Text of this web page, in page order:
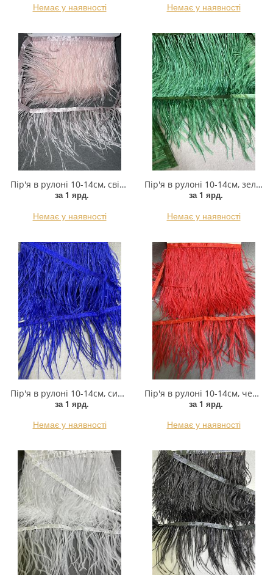
Немає у наявності Немає у наявності
Пір'я в рулоні 10-14см, світло-рожевий, ярд
за 1 ярд.
Немає у наявності
Пір'я в рулоні 10-14см, зелений, ярд
за 1 ярд.
Немає у наявності
Пір'я в рулоні 10-14см, синій, ярд
за 1 ярд.
Немає у наявності
Пір'я в рулоні 10-14см, червоний, ярд
за 1 ярд.
Немає у наявності